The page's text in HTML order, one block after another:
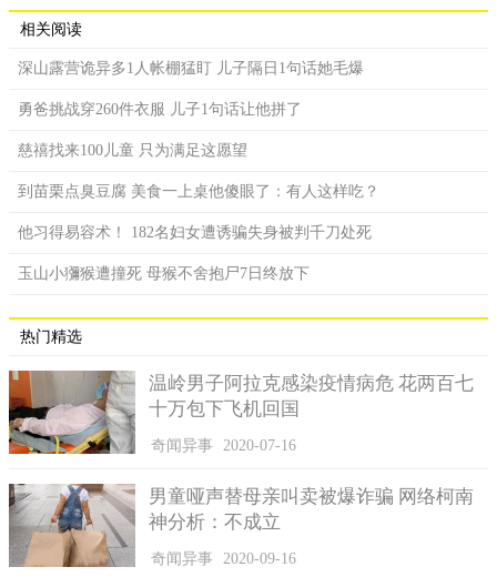
选美大赛每每引起网友及媒体关注！
军为郭柏妍。友谊小姐为邝美璇，而最上镜小姐则还是由冠军谢
相关阅读
深山露营诡异多1人帐棚猛盯 儿子隔日1句话她毛爆
勇爸挑战穿260件衣服 儿子1句话让他拼了
慈禧找来100儿童 只为满足这愿望
到苗栗点臭豆腐 美食一上桌他傻眼了：有人这样吃？
他习得易容术！ 182名妇女遭诱骗失身被判千刀处死
玉山小獼猴遭撞死 母猴不舍抱尸7日终放下
热门精选
温岭男子阿拉克感染疫情病危 花两百七
十万包下飞机回国
奇闻异事 2020-07-16
男童哑声替母亲叫卖被爆诈骗 网络柯南
神分析：不成立
奇闻异事 2020-09-16